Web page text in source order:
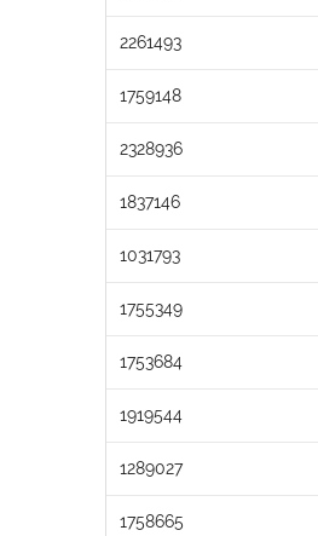
2261493
1759148
2328936
1837146
1031793
1755349
1753684
1919544
1289027
1758665